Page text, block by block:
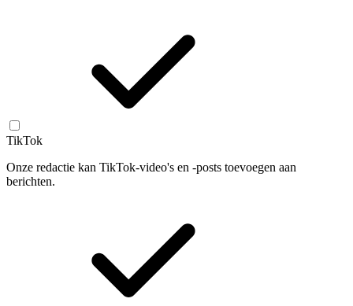
TikTok
Onze redactie kan TikTok-video's en -posts toevoegen aan
berichten.